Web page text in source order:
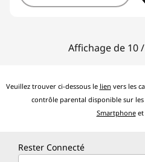
Affichage de 10
Veuillez trouver ci-dessous le lien vers les
contrôle parental disponible sur
Smartphoneet
Rester Connecté